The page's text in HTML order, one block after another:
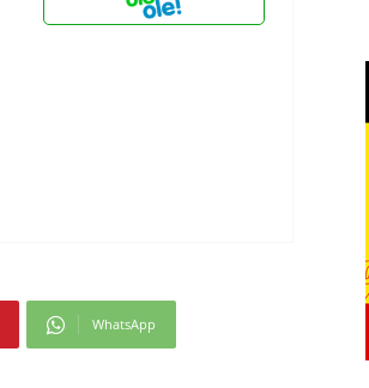
WhatsApp